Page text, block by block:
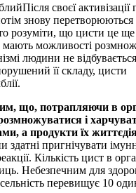
Після своєї активізації
знову перетворюються
розуміти, що цисти це ще
мають можливості
людини не
її складу, цисти
що, потрапляючи в
і
а продукти їх
здатні пригнічувати
Кількість цист в
Небезпечним для
перевищує 10